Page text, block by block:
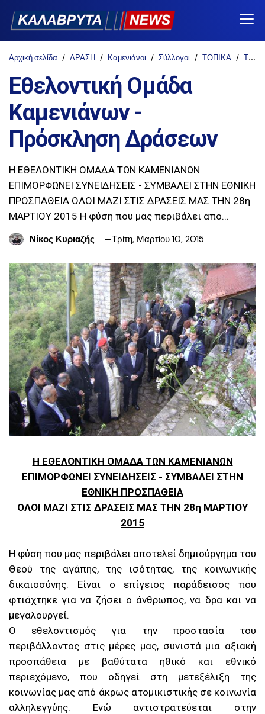
Αρχική σελίδα ΔΡΑΣΗ Καμενιάνοι Σύλλογοι ΤΟΠΙΚΑ ΤΟΠΙΚΑ ΝΕΑ
Εθελοντική Ομάδα
Καμενιάνων -
Πρόσκληση Δράσεων
Η ΕΘΕΛΟΝΤΙΚΗ ΟΜΑΔΑ ΤΩΝ ΚΑΜΕΝΙΑΝΩΝ
ΕΠΙΜΟΡΦΩΝΕΙ ΣΥΝΕΙΔΗΣΕΙΣ - ΣΥΜΒΑΛΕΙ ΣΤΗΝ ΕΘΝΙΚΗ
ΠΡΟΣΠΑΘΕΙΑ ΟΛΟΙ ΜΑΖΙ ΣΤΙΣ ΔΡΑΣΕΙΣ ΜΑΣ ΤΗΝ 28η
ΜΑΡΤΙΟΥ 2015 Η φύση που μας περιβάλει απο…
Νίκος Κυριαζής
Τρίτη, Μαρτίου 10, 2015
Η ΕΘΕΛΟΝΤΙΚΗ ΟΜΑΔΑ ΤΩΝ ΚΑΜΕΝΙΑΝΩΝ
ΕΠΙΜΟΡΦΩΝΕΙ ΣΥΝΕΙΔΗΣΕΙΣ - ΣΥΜΒΑΛΕΙ ΣΤΗΝ
ΕΘΝΙΚΗ ΠΡΟΣΠΑΘΕΙΑ
ΟΛΟΙ ΜΑΖΙ ΣΤΙΣ ΔΡΑΣΕΙΣ ΜΑΣ ΤΗΝ 28η ΜΑΡΤΙΟΥ
2015
Η φύση που μας περιβάλει αποτελεί δημιούργημα του
Θεού της αγάπης, της ισότητας, της κοινωνικής
δικαιοσύνης. Είναι ο επίγειος παράδεισος που
φτιάχτηκε για να ζήσει ο άνθρωπος, να δρα και να
μεγαλουργεί.
Ο εθελοντισμός για την προστασία του
περιβάλλοντος στις μέρες μας, συνιστά μια αξιακή
προσπάθεια με βαθύτατα ηθικό και εθνικό
περιεχόμενο, που οδηγεί στη μετεξέλιξη της
κοινωνίας μας από άκρως ατομικιστικής σε κοινωνία
αλληλεγγύης. Ενώ αντιστρατεύεται στην